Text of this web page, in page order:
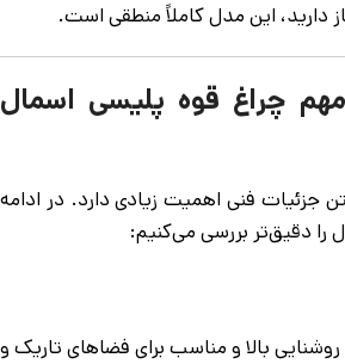
دارید، این مدل کاملاً منطقی است.
چراغ قوه پلیسی اسمال
جزئیات فنی اهمیت زیادی دارد. در ادامه
را دقیق‌تر بررسی می‌کنیم:
بالا و مناسب برای فضاهای تاریک و